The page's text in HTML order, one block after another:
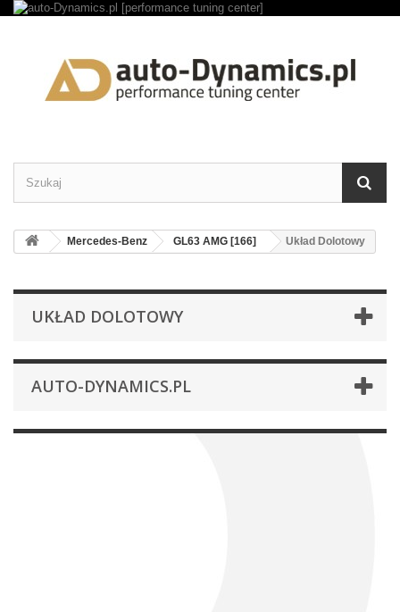
Mercedes-Benz GL63 AMG [166] Układ Dolotowy
UKŁAD DOLOTOWY
AUTO-DYNAMICS.PL